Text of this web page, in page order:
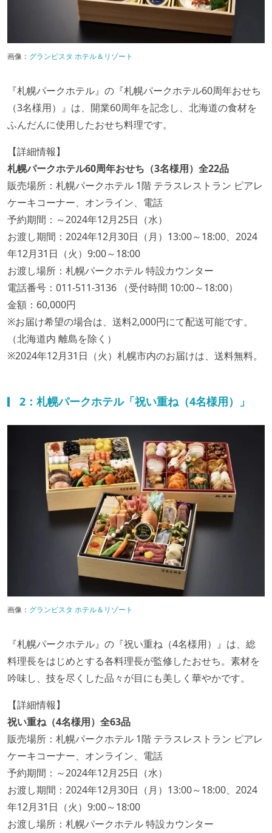
画像： グランビスタ ホテル＆リゾート
『札幌パークホテル』の『札幌パークホテル60周年おせち
（3名様用）』は、開業60周年を記念し、北海道の食材を
ふんだんに使用したおせち料理です。
【詳細情報】
札幌パークホテル60周年おせち（3名様用）全22品
販売場所：札幌パークホテル 1階 テラスレストラン ピアレ
ケーキコーナー、オンライン、電話
予約期間：～2024年12月25日（水）
お渡し期間：2024年12月30日（月）13:00～18:00、2024
年12月31日（火）9:00～18:00
お渡し場所：札幌パークホテル 特設カウンター
電話番号：011-511-3136 （受付時間 10:00～18:00）
金額：60,000円
※お届け希望の場合は、送料2,000円にて配送可能です。
（北海道内 離島を除く）
※2024年12月31日（火）札幌市内のお届けは、送料無料。
2：札幌パークホテル「祝い重ね（4名様用）」
画像： グランビスタ ホテル＆リゾート
『札幌パークホテル』の『祝い重ね（4名様用）』は、総
料理長をはじめとする各料理長が監修したおせち。素材を
吟味し、技を尽くした品々が目にも美しく華やかです。
【詳細情報】
祝い重ね（4名様用）全63品
販売場所：札幌パークホテル 1階 テラスレストラン ピアレ
ケーキコーナー、オンライン、電話
予約期間：～2024年12月25日（水）
お渡し期間：2024年12月30日（月）13:00～18:00、2024
年12月31日（火）9:00～18:00
お渡し場所：札幌パークホテル 特設カウンター